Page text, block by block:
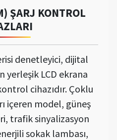
ŞARJ KONTROL
denetleyici, dijital
yerleşik LCD ekrana
cihazıdır. Çoklu
içeren model, güneş
trafik sinyalizasyon
sokak lambası,